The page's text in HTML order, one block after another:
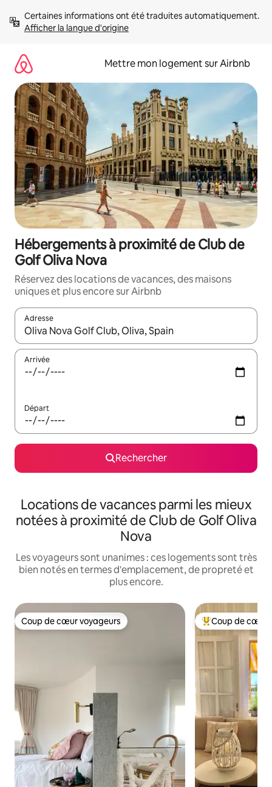
directement
Afficher la langue d'origine
Mettre mon logement sur Airbnb
Hébergements à proximité de Club de
Golf Oliva Nova
Réservez des locations de vacances, des maisons
uniques et plus encore sur Airbnb
Adresse
Lorsque les résultats s'affichent, utilisez les flèches vers le
Arrivée
Départ
Rechercher
Locations de vacances parmi les mieux
notées à proximité de Club de Golf Oliva
Nova
Les voyageurs sont unanimes : ces logements sont très
bien notés en termes d'emplacement, de propreté et
plus encore.
Coup de cœur voyageurs
Coup de cœur voyageurs Coups de cœur
Coup de cœur